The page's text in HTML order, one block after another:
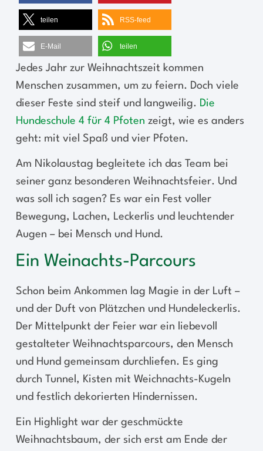
teilen RSS-feed
E-Mail teilen
Jedes Jahr zur Weihnachtszeit kommen
Menschen zusammen, um zu feiern. Doch viele
dieser Feste sind steif und langweilig. Die
Hundeschule 4 für 4 Pfoten zeigt, wie es anders
geht: mit viel Spaß und vier Pfoten.
Am Nikolaustag begleitete ich das Team bei
seiner ganz besonderen Weihnachtsfeier. Und
was soll ich sagen? Es war ein Fest voller
Bewegung, Lachen, Leckerlis und leuchtender
Augen – bei Mensch und Hund.
Ein Weinachts-Parcours
Schon beim Ankommen lag Magie in der Luft –
und der Duft von Plätzchen und Hundeleckerlis.
Der Mittelpunkt der Feier war ein liebevoll
gestalteter Weihnachtsparcours, den Mensch
und Hund gemeinsam durchliefen. Es ging
durch Tunnel, Kisten mit Weichnachts-Kugeln
und festlich dekorierten Hindernissen.
Ein Highlight war der geschmückte
Weihnachtsbaum, der sich erst am Ende der